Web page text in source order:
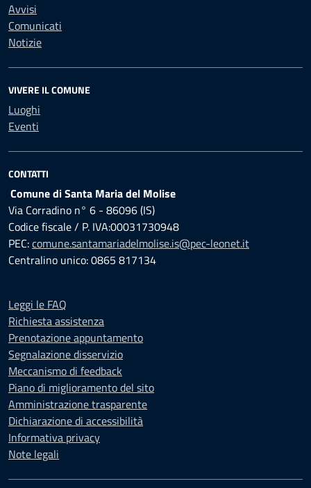
Avvisi
Comunicati
Notizie
VIVERE IL COMUNE
Luoghi
Eventi
CONTATTI
Comune di Santa Maria del Molise
Via Corradino n° 6 - 86096 (IS)
Codice fiscale / P. IVA:00031730948
PEC:comune.santamariadelmolise.is@pec-leonet.it
Centralino unico: 0865 817134
Leggi le FAQ
Richiesta assistenza
Prenotazione appuntamento
Segnalazione disservizio
Meccanismo di feedback
Piano di miglioramento del sito
Amministrazione trasparente
Dichiarazione di accessibilità
Informativa privacy
Note legali